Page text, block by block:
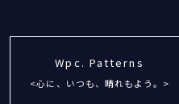
Wpc. Patterns
<心に、いつも、晴れもよう。>